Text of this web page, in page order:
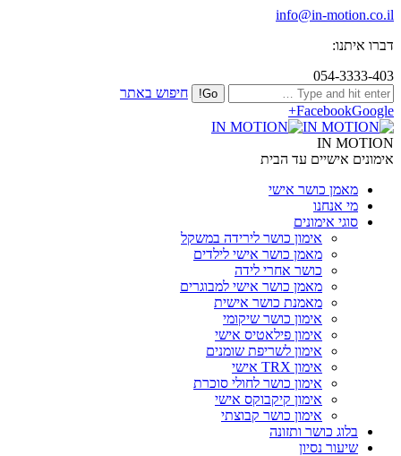
info@in-motion.co.il
דברו איתנו:
054-3333-403
חיפוש באתר
FacebookGoogle+
IN MOTION
אימונים אישיים עד הבית
מאמן כושר אישי
מי אנחנו
סוגי אימונים
אימון כושר לירידה במשקל
מאמן כושר אישי לילדים
כושר אחרי לידה
מאמן כושר אישי למבוגרים
מאמנת כושר אישית
אימון כושר שיקומי
אימון פילאטיס אישי
אימון לשריפת שומנים
אימון TRX אישי
אימון כושר לחולי סוכרת
אימון קיקבוקס אישי
אימון כושר קבוצתי
בלוג כושר ותזונה
שיעור נסיון